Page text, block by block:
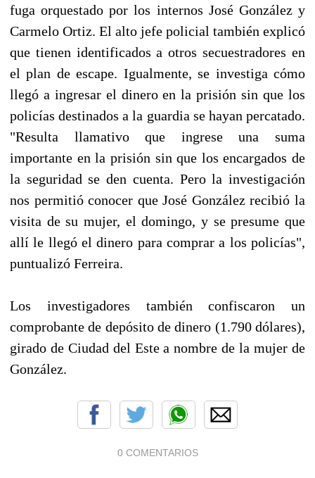
fuga orquestado por los internos José González y
Carmelo Ortiz. El alto jefe policial también explicó
que tienen identificados a otros secuestradores en
el plan de escape. Igualmente, se investiga cómo
llegó a ingresar el dinero en la prisión sin que los
policías destinados a la guardia se hayan percatado.
"Resulta llamativo que ingrese una suma
importante en la prisión sin que los encargados de
la seguridad se den cuenta. Pero la investigación
nos permitió conocer que José González recibió la
visita de su mujer, el domingo, y se presume que
allí le llegó el dinero para comprar a los policías",
puntualizó Ferreira.
Los investigadores también confiscaron un
comprobante de depósito de dinero (1.790 dólares),
girado de Ciudad del Este a nombre de la mujer de
González.
0 COMENTARIOS